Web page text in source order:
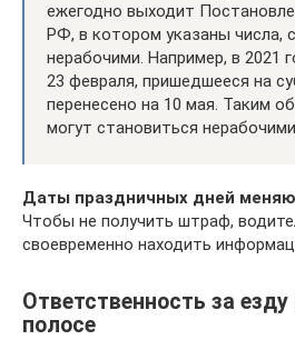
ежегодно выходит
РФ, в котором указаны числа,
нерабочими. Например, в 2021
23 февраля, пришедшееся на
перенесено на 10 мая. Таким
могут становиться
Даты праздничных дней
Чтобы не получить штраф,
своевременно находить
Ответственность за
полосе